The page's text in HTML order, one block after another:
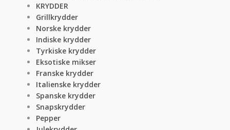
KRYDDER
Grillkrydder
Norske krydder
Indiske krydder
Tyrkiske krydder
Eksotiske mikser
Franske krydder
Italienske krydder
Spanske krydder
Snapskrydder
Pepper